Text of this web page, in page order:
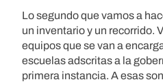
Lo segundo que vamos a
un inventario y un recorrido.
equipos que se van a
escuelas adscritas a la
primera instancia. A esas